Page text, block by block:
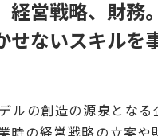
営戦略、財務。
せないスキルを
ルの創造の源泉となる
時の経営戦略の立案や